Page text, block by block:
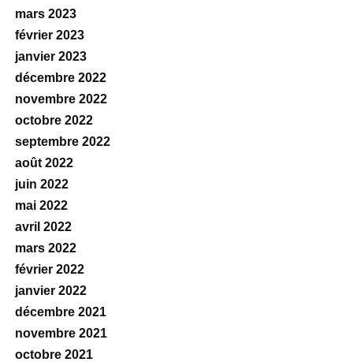
mars 2023
février 2023
janvier 2023
décembre 2022
novembre 2022
octobre 2022
septembre 2022
août 2022
juin 2022
mai 2022
avril 2022
mars 2022
février 2022
janvier 2022
décembre 2021
novembre 2021
octobre 2021